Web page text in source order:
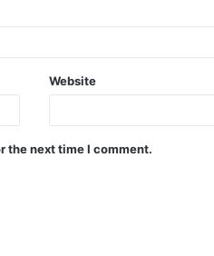
Website
the next time I comment.